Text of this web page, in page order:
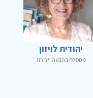
יהודית לויזון
מטפלת בהבעה ויצירה